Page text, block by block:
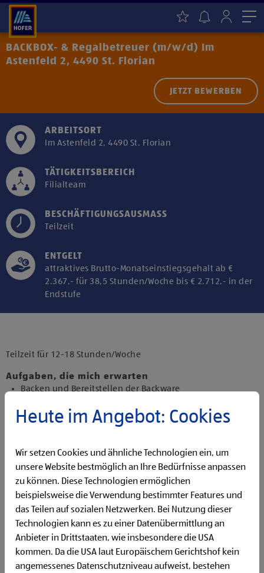
BACKBOX- & Regalbetreuer (m/w/d) Im
Astenfeld 2, 4490 St. Florian
JETZT BEWERBEN
ARBEITSORT
Im Astenfeld 2, 4490 St. Florian
TÄTIGKEITSBEREICH
Filialteam
BESCHÄFTIGUNGSAUSMASS
Teilzeit
ENTGELT
attraktives Brutto-Monatseinstiegsgehalt ab €
2.367,- für 38,5 Stunden/Woche bis € 2.712,- in der
Endstufe
Drittanbietern zu, um diesen Inhalt
Teilzeit für 12-18 Stunden/Woche
Aufgaben, die mich erwarten
Backen und Bereitstellen der Backware
Präsentieren von Obst und Gemüse sowie Durchführen
von Qualitätskontrollen
Reinigen der Filiale
Betreuen der Pfandrückgabeautomaten
Qualifikationen, die ich mitbringe
Flexibilität für Früh- und Spätdienste (Montag bis
Begeisterung im Handel zu arbeiten und den
Unternehmenserfolg mitzugestalten
Freude an der Arbeit im Team für ein motiviertes
Miteinander
Heute im Angebot: Cookies
Wir setzen Cookies und ähnliche Technologien ein, um
unsere Website bestmöglich an Ihre Bedürfnisse anpassen
zu können. Diese Technologien ermöglichen
beispielsweise die Verwendung bestimmter Features und
das Teilen auf sozialen Netzwerken. Bei Nutzung dieser
Technologien kann es zu einer Datenübermittlung an
Anbieter in Drittstaaten, wie insbesondere die USA
kommen. Da die USA laut Europäischem Gerichtshof kein
angemessenes Datenschutzniveau aufweist, bestehen